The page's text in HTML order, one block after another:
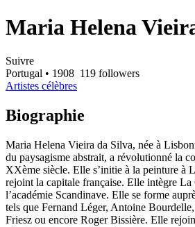
Maria Helena
Suivre
Portugal • 1908 119 followers
Artistes célèbres
Biographie
Maria Helena Vieira da Silva, née à
du paysagisme abstrait, a révolutionné la
XXème siècle. Elle s’initie à la peinture à
rejoint la capitale française. Elle intègre La
l’académie Scandinave. Elle se forme
tels que Fernand Léger, Antoine
Friesz ou encore Roger Bissière. Elle